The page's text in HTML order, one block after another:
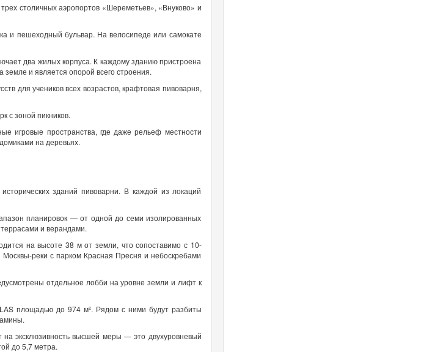
столичных аэропортов «Шереметьев», «Внуково» и
и пешеходный бульвар. На велосипеде или самокате
два жилых корпуса. К каждому зданию пристроена
и является опорой всего строения.
для учеников всех возрастов, крафтовая пивоварня,
с зоной пикников.
игровые пространства, где даже рельеф местности
на деревьях.
зданий пивоварни. В каждой из локаций
планировок — от одной до семи изолированных
и верандами.
на высоте 38 м от земли, что сопоставимо с 10-
реки с парком Красная Пресня и небоскребами
отдельное лобби на уровне земли и лифт к
площадью до 974 м². Рядом с ними будут разбиты
на эксклюзивность высшей меры — это двухуровневый
до 5,7 метра.